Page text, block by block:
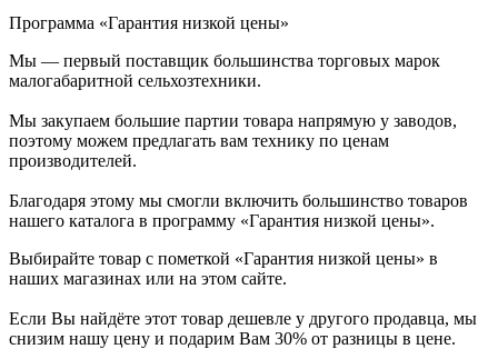
Программа «Гарантия низкой цены»
Мы — первый поставщик большинства торговых марок
малогабаритной сельхозтехники.
Мы закупаем большие партии товара напрямую у заводов,
поэтому можем предлагать вам технику по ценам
производителей.
Благодаря этому мы смогли включить большинство товаров
нашего каталога в программу «Гарантия низкой цены».
Выбирайте товар с пометкой «Гарантия низкой цены» в
наших магазинах или на этом сайте.
Если Вы найдёте этот товар дешевле у другого продавца, мы
снизим нашу цену и подарим Вам 30% от разницы в цене.